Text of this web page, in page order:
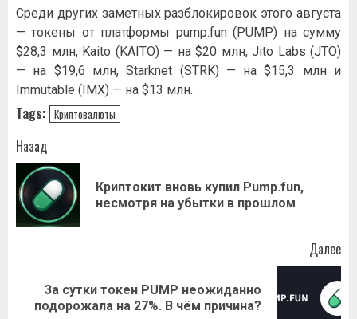
Среди других заметных разблокировок этого августа
— токены от платформы pump.fun (PUMP) на сумму
$28,3 млн, Kaito (KAITO) — на $20 млн, Jito Labs (JTO)
— на $19,6 млн, Starknet (STRK) — на $15,3 млн и
Immutable (IMX) — на $13 млн.
Tags: Криптовалюты
Навигация
записи
Назад
Криптокит вновь купил Pump.fun,
несмотря на убытки в прошлом
Далее
Следующая
запись:
За сутки токен PUMP неожиданно
подорожала на 27%. В чём причина?